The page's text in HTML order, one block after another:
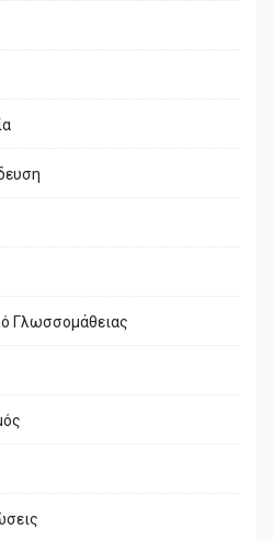
Γλωσσομάθειας